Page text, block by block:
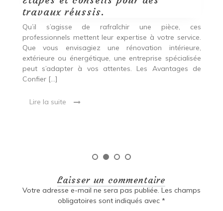
travaux réussis.
Qu’il s’agisse de rafraîchir une pièce, ces
professionnels mettent leur expertise à votre service.
Que vous envisagiez une rénovation intérieure,
extérieure ou énergétique, une entreprise spécialisée
peut s’adapter à vos attentes. Les Avantages de
Confier […]
Lire la suite
Laisser un commentaire
Votre adresse e-mail ne sera pas publiée. Les champs
obligatoires sont indiqués avec *